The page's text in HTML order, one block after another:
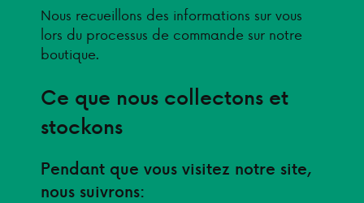
Nous recueillons des informations sur vous
lors du processus de commande sur notre
boutique.
Ce que nous collectons et
stockons
Pendant que vous visitez notre site,
nous suivrons: